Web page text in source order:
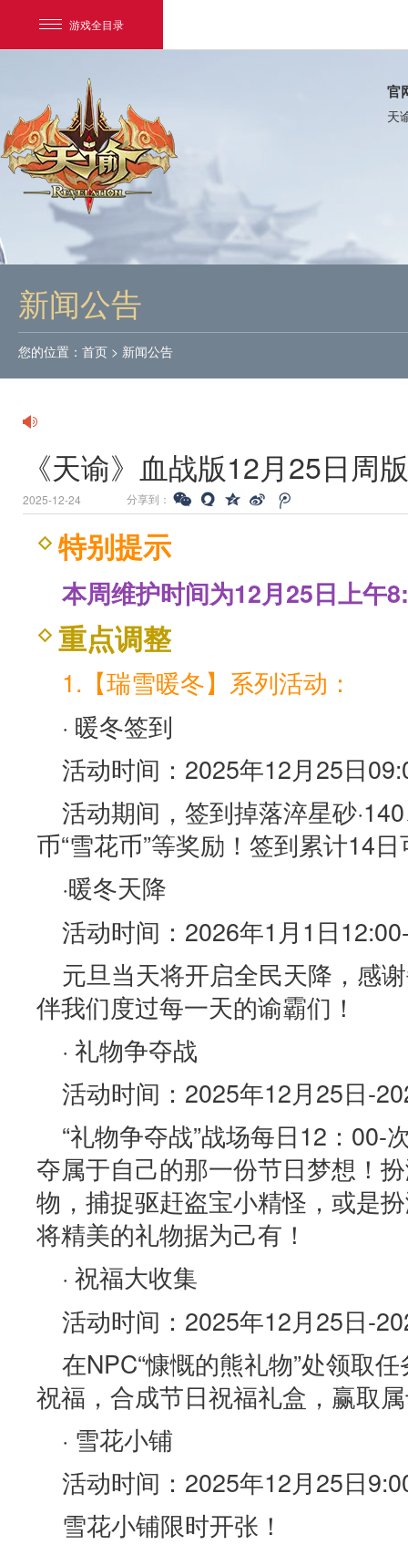
游戏全目录
网易游戏
我的足迹：
官
天
新闻公告
您的位置： 首页 > 新闻公告
《天谕》血战版12月25日周
2025-12-24 分享到：
特别提示
本周维护时间为12月25日上午
重点调整
1.【瑞雪暖冬】系列活动：
· 暖冬签到
活动时间：2025年12月25日
活动期间，签到掉落淬星砂
币“雪花币”等奖励！签到累计14
·暖冬天降
活动时间：2026年1月1日
元旦当天将开启全民天降，感
伴我们度过每一天的谕霸们！
· 礼物争夺战
活动时间：2025年12月25日-
“礼物争夺战”战场每日12：00-
夺属于自己的那一份节日梦想！
物，捕捉驱赶盗宝小精怪，或是
将精美的礼物据为己有！
· 祝福大收集
活动时间：2025年12月25日-
在NPC“慷慨的熊礼物”处领取
祝福，合成节日祝福礼盒，赢取
· 雪花小铺
活动时间：2025年12月25日
雪花小铺限时开张！